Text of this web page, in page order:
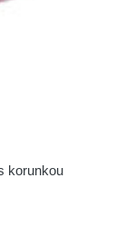
korunkou